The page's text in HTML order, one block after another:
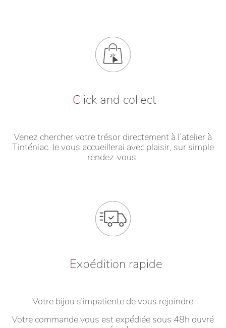
Click and collect
Venez chercher votre trésor directement à l’atelier à
Tinténiac. Je vous accueillerai avec plaisir, sur simple
rendez-vous.
Expédition rapide
Votre bijou s’impatiente de vous rejoindre
Votre commande vous est expédiée sous 48h ouvré